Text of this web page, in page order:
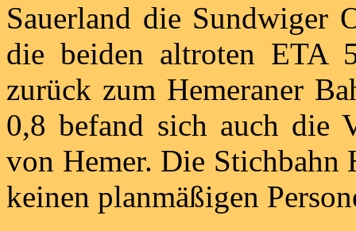
Sauerland die Sundwiger
die beiden altroten ETA
zurück zum Hemeraner
0,8 befand sich auch die
von Hemer. Die Stichbahn
keinen planmäßigen